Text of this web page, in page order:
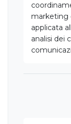
marketing
applicata
analisi dei